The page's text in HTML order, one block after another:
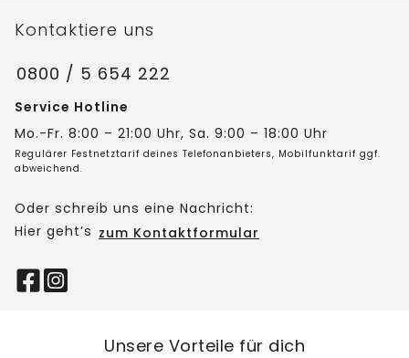
Kontaktiere uns
0800 / 5 654 222
Service Hotline
Mo.-Fr. 8:00 – 21:00 Uhr, Sa. 9:00 – 18:00 Uhr
Regulärer Festnetztarif deines Telefonanbieters, Mobilfunktarif ggf.
abweichend.
Oder schreib uns eine Nachricht:
Hier geht’s zum Kontaktformular
Unsere Vorteile für dich